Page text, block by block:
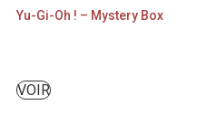
Yu-Gi-Oh ! – Mystery Box
VOIR